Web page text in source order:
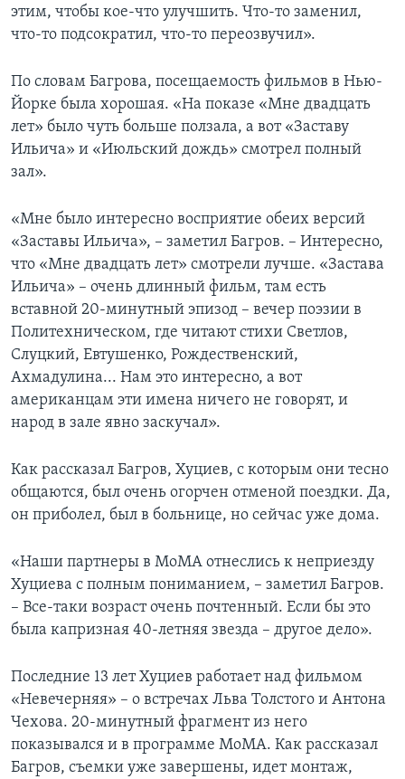
этим, чтобы кое-что улучшить. Что-то заменил,
что-то подсократил, что-то переозвучил».
По словам Багрова, посещаемость фильмов в Нью-
Йорке была хорошая. «На показе «Мне двадцать
лет» было чуть больше ползала, а вот «Заставу
Ильича» и «Июльский дождь» смотрел полный
зал».
«Мне было интересно восприятие обеих версий
«Заставы Ильича», – заметил Багров. – Интересно,
что «Мне двадцать лет» смотрели лучше. «Застава
Ильича» – очень длинный фильм, там есть
вставной 20-минутный эпизод – вечер поэзии в
Политехническом, где читают стихи Светлов,
Слуцкий, Евтушенко, Рождественский,
Ахмадулина... Нам это интересно, а вот
американцам эти имена ничего не говорят, и
народ в зале явно заскучал».
Как рассказал Багров, Хуциев, с которым они тесно
общаются, был очень огорчен отменой поездки. Да,
он приболел, был в больнице, но сейчас уже дома.
«Наши партнеры в МоМА отнеслись к неприезду
Хуциева с полным пониманием, – заметил Багров.
– Все-таки возраст очень почтенный. Если бы это
была капризная 40-летняя звезда – другое дело».
Последние 13 лет Хуциев работает над фильмом
«Невечерняя» – о встречах Льва Толстого и Антона
Чехова. 20-минутный фрагмент из него
показывался и в программе MoMA. Как рассказал
Багров, съемки уже завершены, идет монтаж,